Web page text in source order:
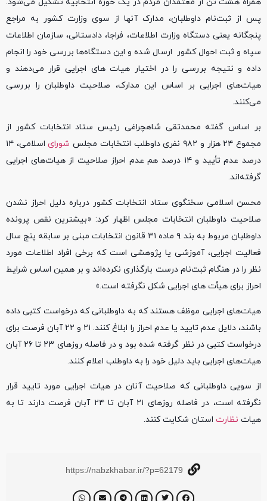
پس از ثبت‌نام داوطلبان، مدارک آنها از سوی وزارت کشور به مراجع
پنجگانه یعنی دستگاه وزارت اطلاعات، فراجا، دادستانی، سازمان اطلاعات
سپاه و ثبت احوال کشور ارسال شده و این دستگاه‌ها بررسی خود را انجام
داده و نتیجه بررسی را در اختیار هیات های اجرایی قرار می‌دهند و
هیات‌های اجرایی بر اساس این مدارک، صلاحیت داوطلبان را بررسی
می‌کنند.
بر اساس گفته محمدتقی شاهچراغی رئیس ستاد انتخابات کشور از
مجموع ۲۴ هزار و ۹۸۲ نفری داوطلب انتخابات مجلس
شورای
اسلامی، ۱۴
درصد عدم تأیید و ۱۴ درصد هم عدم احراز صلاحیت از هیات‌های اجرایی
گرفته‌اند.
محسن اسلامی سخنگوی ستاد انتخابات کشور درباره دلیل احراز نشدن
صلاحیت داوطلبان انتخابات مجلس اظهار کرد: «بیشترین نقص پرونده
داوطلبان مربوط به بند ۹ ماده ۳۱ قانون انتخابات مبنی بر سابقه پنج سال
فعالیت اجرایی، آموزشی یا پژوهشی است که برخی افراد اطلاعات مورد
نظر را در هنگام ثبت‌نام درست بارگذاری نکرده‌اند و بر همین اساس شرایط
احراز برای هیأت های اجرایی شکل نگرفته است.»
هیات‌های اجرایی موظف هستند که به داوطلبانی که درخواست کتبی داده
باشند، دلایل عدم تایید یا عدم احراز را ابلاغ کنند. ۲۱ و ۲۲ آبان فرصت برای
درخواست کتبی در نظر گرفته شده بود و در فاصله روزهای ۲۳ تا ۲۶ آبان
هیات‌های اجرایی باید دلیل خود را به داوطلب اعلام کنند.
از سویی داوطلبانی که صلاحیت آنان در هیات اجرایی مورد تایید قرار
نگرفته است، در فاصله روزهای ۲۱ آبان تا ۲۴ آبان فرصت دارند تا به
هیات نظارت استان شکایت کنند.
https://nabzkhabar.ir/?p=62179